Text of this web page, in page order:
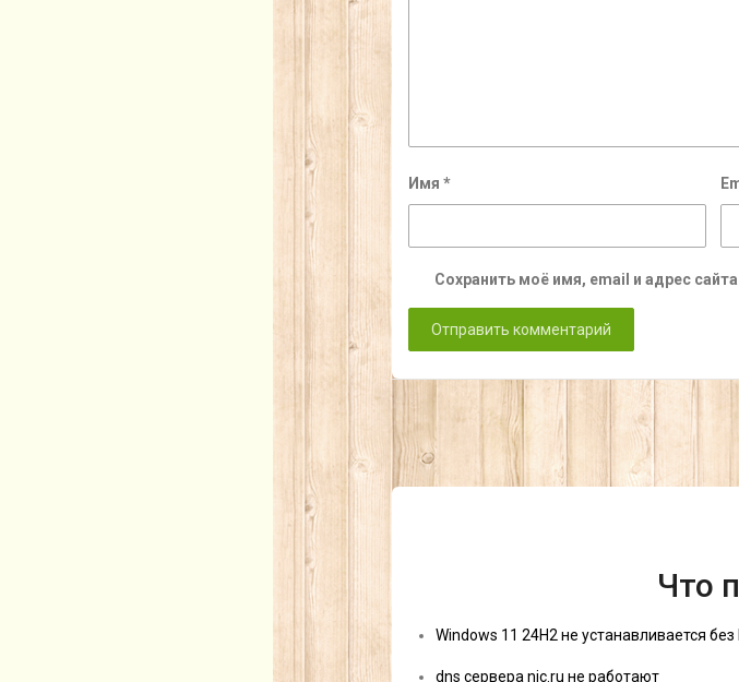
Имя*
Сохранить моё имя, email и адрес
Что
Windows 11 24H2 не устанавливается без
dns сервера nic.ru не работают